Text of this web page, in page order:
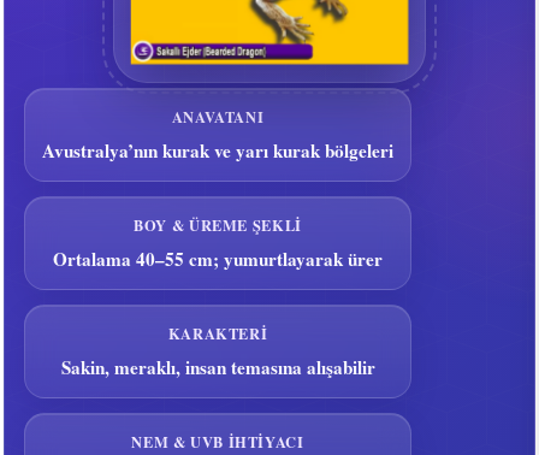
ANAVATANI
Avustralya’nın kurak ve yarı kurak bölgeleri
BOY & ÜREME ŞEKLI
Ortalama 40–55 cm; yumurtlayarak ürer
KARAKTERI
Sakin, meraklı, insan temasına alışabilir
NEM & UVB İHTIYACI